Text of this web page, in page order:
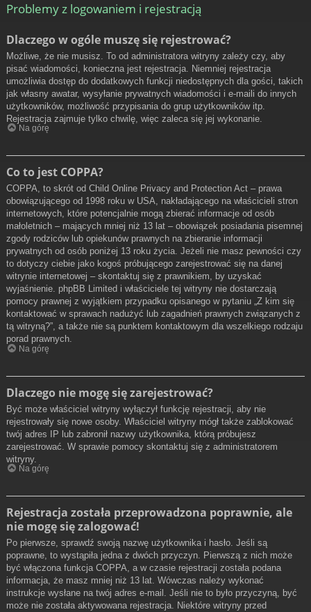
Problemy z logowaniem i rejestracją
Dlaczego w ogóle muszę się rejestrować?
Możliwe, że nie musisz. To od administratora witryny zależy czy, aby
pisać wiadomości, konieczna jest rejestracja. Niemniej rejestracja
umożliwia dostęp do dodatkowych funkcji niedostępnych dla gości, takich
jak własny awatar, wysyłanie prywatnych wiadomości i e-maili do innych
użytkowników, możliwość przypisania do grup użytkowników itp.
Rejestracja zajmuje tylko chwilę, więc zaleca się jej wykonanie.
Na górę
Co to jest COPPA?
COPPA, to skrót od Child Online Privacy and Protection Act – prawa
obowiązującego od 1998 roku w USA, nakładającego na właścicieli stron
internetowych, które potencjalnie mogą zbierać informacje od osób
małoletnich – mających mniej niż 13 lat – obowiązek posiadania pisemnej
zgody rodziców lub opiekunów prawnych na zbieranie informacji
prywatnych od osób poniżej 13 roku życia. Jeżeli nie masz pewności czy
to dotyczy ciebie jako kogoś próbującego zarejestrować się na danej
witrynie internetowej – skontaktuj się z prawnikiem, by uzyskać
wyjaśnienie. phpBB Limited i właściciele tej witryny nie dostarczają
pomocy prawnej z wyjątkiem przypadku opisanego w pytaniu „Z kim się
kontaktować w sprawach nadużyć lub zagadnień prawnych związanych z
tą witryną?”, a także nie są punktem kontaktowym dla wszelkiego rodzaju
porad prawnych.
Na górę
Dlaczego nie mogę się zarejestrować?
Być może właściciel witryny wyłączył funkcję rejestracji, aby nie
rejestrowały się nowe osoby. Właściciel witryny mógł także zablokować
twój adres IP lub zabronił nazwy użytkownika, którą próbujesz
zarejestrować. W sprawie pomocy skontaktuj się z administratorem
witryny.
Na górę
Rejestracja została przeprowadzona poprawnie, ale
nie mogę się zalogować!
Po pierwsze, sprawdź swoją nazwę użytkownika i hasło. Jeśli są
poprawne, to wystąpiła jedna z dwóch przyczyn. Pierwszą z nich może
być włączona funkcja COPPA, a w czasie rejestracji została podana
informacja, że masz mniej niż 13 lat. Wówczas należy wykonać
instrukcje wysłane na twój adres e-mail. Jeśli nie to było przyczyną, być
może nie została aktywowana rejestracja. Niektóre witryny przed